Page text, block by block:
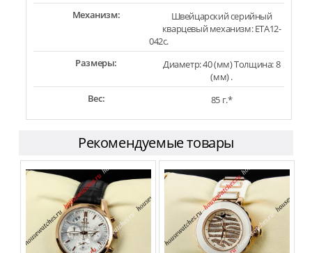
Механизм:
Швейцарский серийный
кварцевый механизм: ETA12-
042c.
Размеры:
Диаметр: 40 (мм) Толщина: 8
(мм) .
Вес:
85 г.*
Рекомендуемые товары